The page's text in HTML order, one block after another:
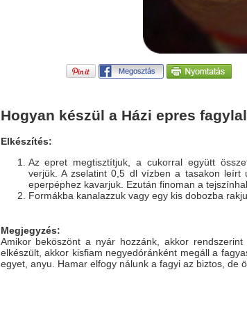
Hogyan készül a Házi epres
Elkészítés:
Az epret megtisztítjuk, a cukorral együtt
verjük. A zselatint 0,5 dl vízben a tasakon leírt
eperpéphez kavarjuk. Ezután finoman a
Formákba kanalazzuk vagy egy kis dobozba
Megjegyzés:
Amikor beköszönt a nyár hozzánk, akkor
elkészült, akkor kisfiam negyedóránként megáll a
egyet, anyu. Hamar elfogy nálunk a fagyi az biztos, de